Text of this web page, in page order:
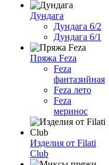
Дундага
Дундага 6/2
Дундага 6/1
Пряжа Feza
Feza
фантазийная
Feza лето
Feza
меринос
Изделия от Filati
Club